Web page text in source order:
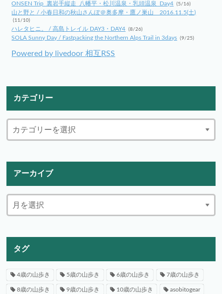
ONSEN Trip_裏岩手縦走_八幡平・松川温泉・乳頭温泉_Day4 (5/16)
山と野と / 小春日和の秋山さんぽ＠奥多摩・鷹ノ巣山 2016.11.5(土)
(11/10)
ハレタヒニ。 / 高島トレイル DAY3・DAY4 (8/26)
SOLA Sunny Day / Fastpacking the Northern Alps Trail in 3days (9/25)
Powered by livedoor 相互RSS
カテゴリー
アーカイブ
タグ
4歳の山歩き 5歳の山歩き 6歳の山歩き 7歳の山歩き
8歳の山歩き 9歳の山歩き 10歳の山歩き asobitogear